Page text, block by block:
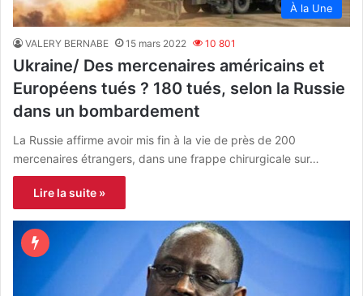
À la Une
VALERY BERNABE 15 mars 2022 10 801
Ukraine/ Des mercenaires américains et
Européens tués ? 180 tués, selon la Russie
dans un bombardement
La Russie affirme avoir mis fin à la vie de près de 200
mercenaires étrangers, dans une frappe chirurgicale sur…
Lire la suite »